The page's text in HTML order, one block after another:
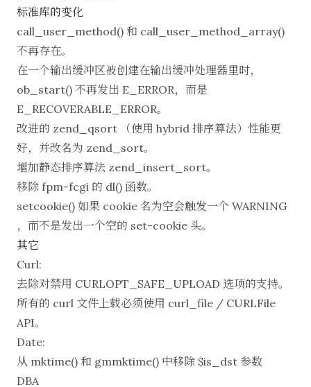
标准库的变化
call_user_method() 和 call_user_method_array()
不再存在。
在一个输出缓冲区被创建在输出缓冲处理器里时，
ob_start() 不再发出 E_ERROR，而是
E_RECOVERABLE_ERROR。
改进的 zend_qsort （使用 hybrid 排序算法）性能更
好，并改名为 zend_sort。
增加静态排序算法 zend_insert_sort。
移除 fpm-fcgi 的 dl() 函数。
setcookie() 如果 cookie 名为空会触发一个 WARNING
，而不是发出一个空的 set-cookie 头。
其它
Curl:
去除对禁用 CURLOPT_SAFE_UPLOAD 选项的支持。
所有的 curl 文件上载必须使用 curl_file / CURLFile
API。
Date:
从 mktime() 和 gmmktime() 中移除 $is_dst 参数
DBA